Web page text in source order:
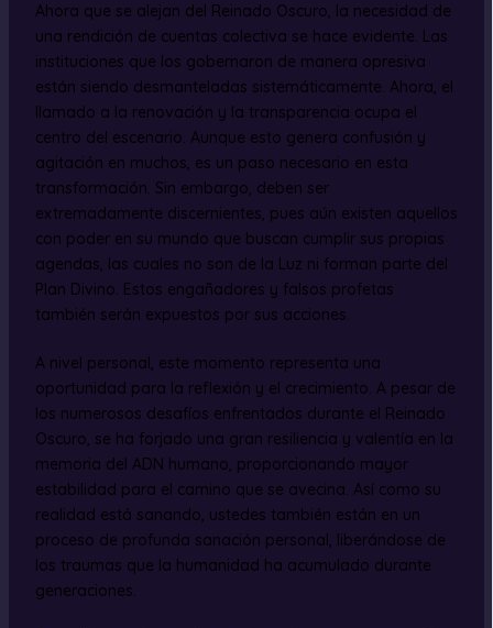
Ahora que se alejan del Reinado Oscuro, la necesidad de
una rendición de cuentas colectiva se hace evidente. Las
instituciones que los gobernaron de manera opresiva
están siendo desmanteladas sistemáticamente. Ahora, el
llamado a la renovación y la transparencia ocupa el
centro del escenario. Aunque esto genera confusión y
agitación en muchos, es un paso necesario en esta
transformación. Sin embargo, deben ser
extremadamente discernientes, pues aún existen aquellos
con poder en su mundo que buscan cumplir sus propias
agendas, las cuales no son de la Luz ni forman parte del
Plan Divino. Estos engañadores y falsos profetas
también serán expuestos por sus acciones.
A nivel personal, este momento representa una
oportunidad para la reflexión y el crecimiento. A pesar de
los numerosos desafíos enfrentados durante el Reinado
Oscuro, se ha forjado una gran resiliencia y valentía en la
memoria del ADN humano, proporcionando mayor
estabilidad para el camino que se avecina. Así como su
realidad está sanando, ustedes también están en un
proceso de profunda sanación personal, liberándose de
los traumas que la humanidad ha acumulado durante
generaciones.